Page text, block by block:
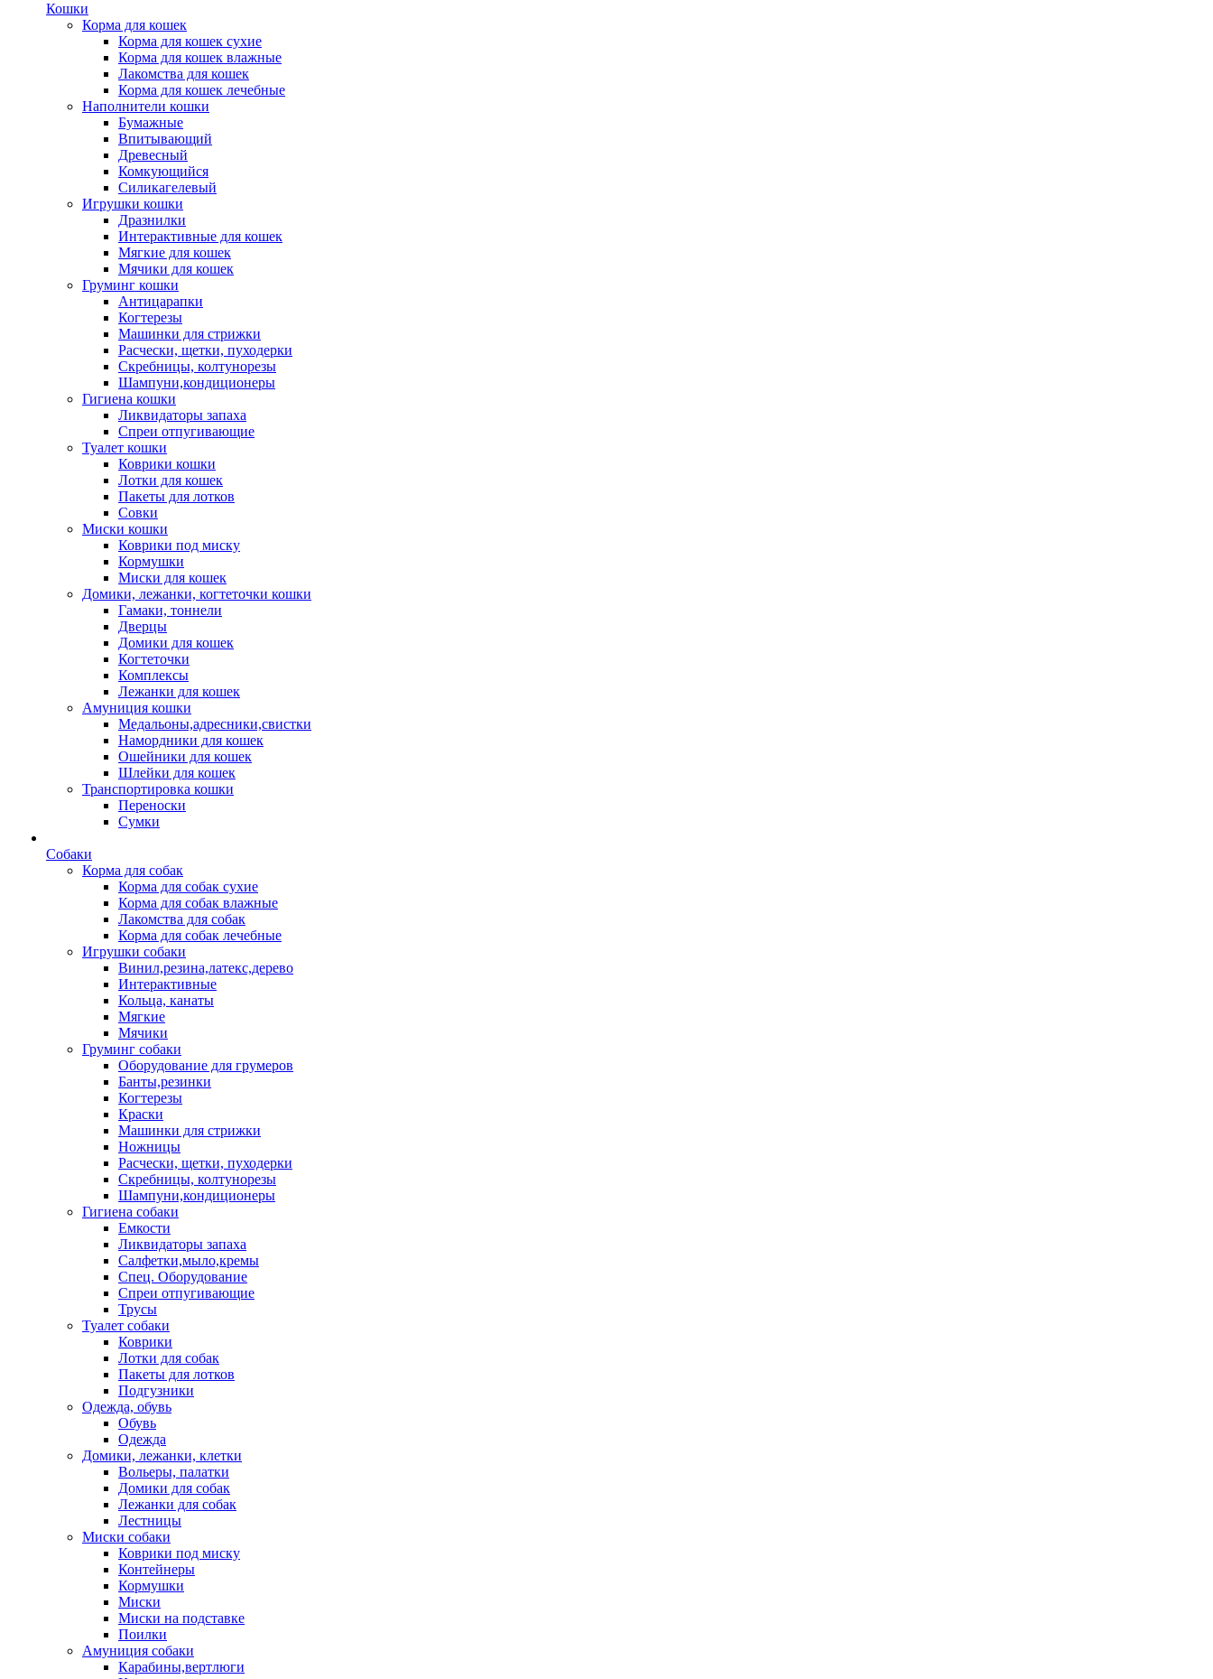
Кошки
Корма для кошек
Корма для кошек сухие
Корма для кошек влажные
Лакомства для кошек
Корма для кошек лечебные
Наполнители кошки
Бумажные
Впитывающий
Древесный
Комкующийся
Силикагелевый
Игрушки кошки
Дразнилки
Интерактивные для кошек
Мягкие для кошек
Мячики для кошек
Груминг кошки
Антицарапки
Когтерезы
Машинки для стрижки
Расчески, щетки, пуходерки
Скребницы, колтунорезы
Шампуни,кондиционеры
Гигиена кошки
Ликвидаторы запаха
Спреи отпугивающие
Туалет кошки
Коврики кошки
Лотки для кошек
Пакеты для лотков
Совки
Миски кошки
Коврики под миску
Кормушки
Миски для кошек
Домики, лежанки, когтеточки кошки
Гамаки, тоннели
Дверцы
Домики для кошек
Когтеточки
Комплексы
Лежанки для кошек
Амуниция кошки
Медальоны,адресники,свистки
Намордники для кошек
Ошейники для кошек
Шлейки для кошек
Транспортировка кошки
Переноски
Сумки
Собаки
Корма для собак
Корма для собак сухие
Корма для собак влажные
Лакомства для собак
Корма для собак лечебные
Игрушки собаки
Винил,резина,латекс,дерево
Интерактивные
Кольца, канаты
Мягкие
Мячики
Груминг собаки
Оборудование для грумеров
Банты,резинки
Когтерезы
Краски
Машинки для стрижки
Ножницы
Расчески, щетки, пуходерки
Скребницы, колтунорезы
Шампуни,кондиционеры
Гигиена собаки
Емкости
Ликвидаторы запаха
Салфетки,мыло,кремы
Спец. Оборудование
Спреи отпугивающие
Трусы
Туалет собаки
Коврики
Лотки для собак
Пакеты для лотков
Подгузники
Одежда, обувь
Обувь
Одежда
Домики, лежанки, клетки
Вольеры, палатки
Домики для собак
Лежанки для собак
Лестницы
Миски собаки
Коврики под миску
Контейнеры
Кормушки
Миски
Миски на подставке
Поилки
Амуниция собаки
Карабины,вертлюги